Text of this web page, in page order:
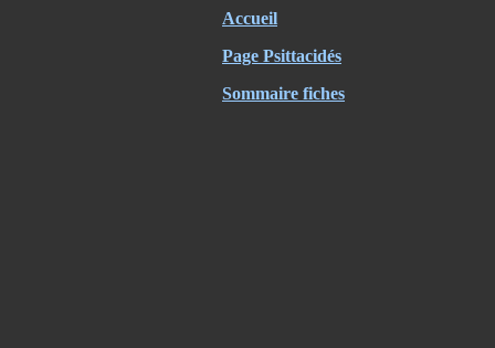
Accueil
Page Psittacidés
Sommaire fiches